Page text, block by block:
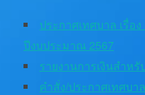
ประกาศเทศบาล เรื่อ
ปีงบประมาณ 2567
รายงานการเงินสำห
คำสั่ง/ประกาศเทศบาล